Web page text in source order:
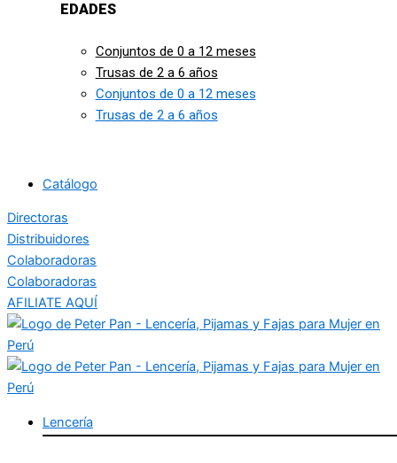
EDADES
Conjuntos de 0 a 12 meses
Trusas de 2 a 6 años
Conjuntos de 0 a 12 meses
Trusas de 2 a 6 años
Catálogo
Directoras
Distribuidores
Colaboradoras
Colaboradoras
AFILIATE AQUÍ
Lencería